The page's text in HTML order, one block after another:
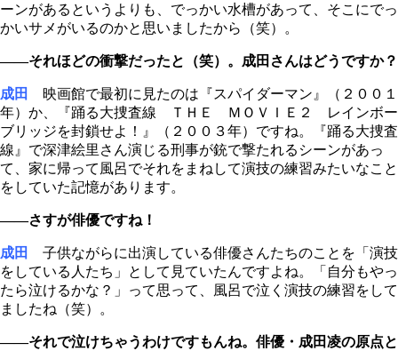
ーンがあるというよりも、でっかい水槽があって、そこにでっ
かいサメがいるのかと思いましたから（笑）。
――それほどの衝撃だったと（笑）。成田さんはどうですか？
成田
映画館で最初に見たのは『スパイダーマン』（２００１
年）か、『踊る大捜査線 ＴＨＥ ＭＯＶＩＥ２ レインボー
ブリッジを封鎖せよ！』（２００３年）ですね。『踊る大捜査
線』で深津絵里さん演じる刑事が銃で撃たれるシーンがあっ
て、家に帰って風呂でそれをまねして演技の練習みたいなこと
をしていた記憶があります。
――さすが俳優ですね！
成田
子供ながらに出演している俳優さんたちのことを「演技
をしている人たち」として見ていたんですよね。「自分もやっ
たら泣けるかな？」って思って、風呂で泣く演技の練習をして
ましたね（笑）。
――それで泣けちゃうわけですもんね。俳優・成田凌の原点と